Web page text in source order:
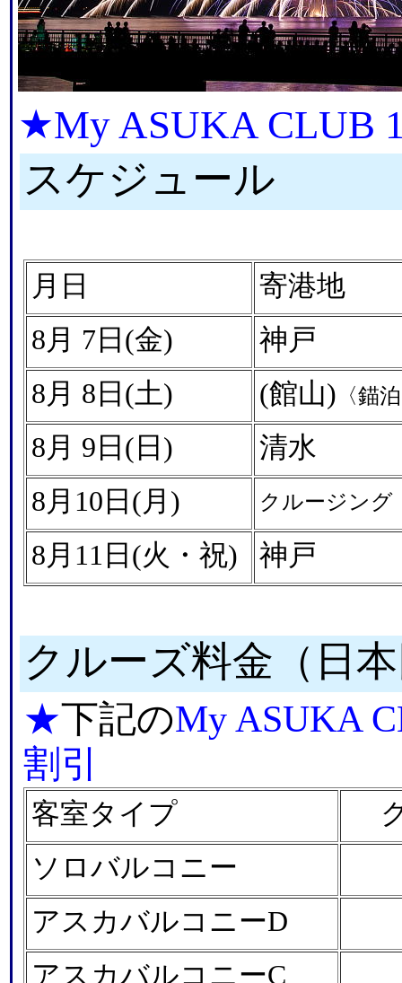
★My ASUKA CLUB
スケジュール
月日
寄港地
8月 7日(金)
神戸
8月 8日(土)
(館山) 〈錨
8月 9日(日)
清水
8月10日(月)
クルージング
8月11日(火・祝) 神戸
クルーズ料金（日
★下記のMy ASUKA
割引
客室タイプ
ソロバルコニー
アスカバルコニーD
アスカバルコニーC